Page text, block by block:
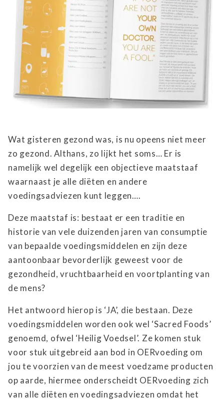
Wat gisteren gezond was, is nu opeens niet meer
zo gezond. Althans, zo lijkt het soms… Er is
namelijk wel degelijk een objectieve maatstaaf
waarnaast je alle diëten en andere
voedingsadviezen kunt leggen….
Deze maatstaf is: bestaat er een traditie en
historie van vele duizenden jaren van consumptie
van bepaalde voedingsmiddelen en zijn deze
aantoonbaar bevorderlijk geweest voor de
gezondheid, vruchtbaarheid en voortplanting van
de mens?
Het antwoord hierop is ‘JA’, die bestaan. Deze
voedingsmiddelen worden ook wel ‘Sacred Foods’
genoemd, ofwel ‘Heilig Voedsel’. Ze komen stuk
voor stuk uitgebreid aan bod in OERvoeding om
jou te voorzien van de meest voedzame producten
op aarde, hiermee onderscheidt OERvoeding zich
van alle diëten en voedingsadviezen omdat het